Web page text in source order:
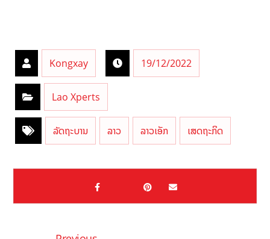
Kongxay 19/12/2022
Lao Xperts
ລັດຖະບານ ລາວ ລາວເອັກ ເສດຖະກິດ